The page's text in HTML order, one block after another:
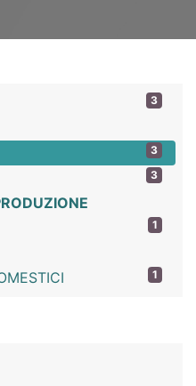
3
3
3
1
1